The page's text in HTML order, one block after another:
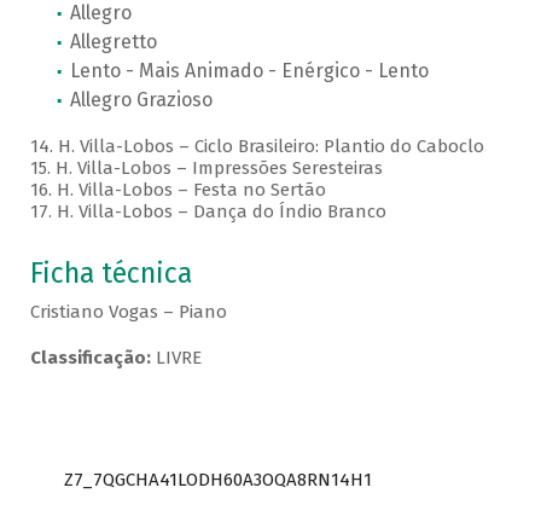
Allegro
Allegretto
Lento - Mais Animado - Enérgico - Lento
Allegro Grazioso
14. H. Villa-Lobos – Ciclo Brasileiro: Plantio do Caboclo
15. H. Villa-Lobos – Impressões Seresteiras
16. H. Villa-Lobos – Festa no Sertão
17. H. Villa-Lobos – Dança do Índio Branco
Ficha técnica
Cristiano Vogas – Piano
Classificação:LIVRE
Z7_7QGCHA41LODH60A3OQA8RN14H1